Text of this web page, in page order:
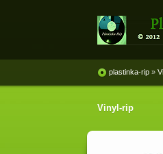
винила и
plastinka-rip »
Vinyl-rip